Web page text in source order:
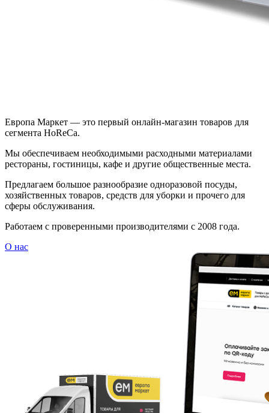
Европа Маркет — это первый онлайн-магазин товаров для
сегмента HoReCa.
Мы обеспечиваем необходимыми расходными материалами
рестораны, гостиницы, кафе и другие общественные места.
Предлагаем большое разнообразие одноразовой посуды,
хозяйственных товаров, средств для уборки и прочего для
сферы обслуживания.
Работаем с проверенными производителями с 2008 года.
О нас